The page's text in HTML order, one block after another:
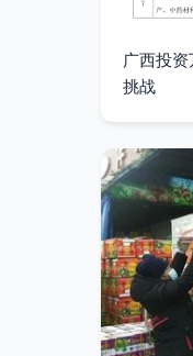
广西投
挑战